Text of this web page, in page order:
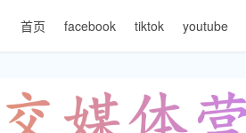
首页 facebook tiktok youtube